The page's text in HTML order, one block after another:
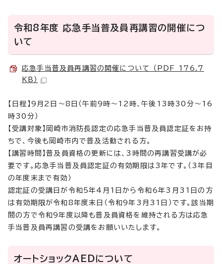
令和8年度 応急手当普及員再講習の開催につ
いて
応急手当普及員再講習の開催について （PDF 176.7
KB）
【日程】9月2日～8日（午前9時～12時、午後13時30分～16
時30分）
【受講対象】岡崎市消防長認定の応急手当普及員認定証をお持
ちで、今後も岡崎市内で普及活動される方。
【講習時間】普及員資格の更新には、3時間の再講習受講が必
要です。応急手当普及員認定証の有効期限は3年です。（3年目
の年度末まで有効）
認定証の受講日が令和5年4月1日から令和6年3月31日の方
は有効期限が令和8年度末日（令和9年3月31日）です。該当期
間の方で令和9年度以降も普及員資格を維持される方は応急
手当普及員再講習の受講をお願いいたします。
オートショックAEDについて